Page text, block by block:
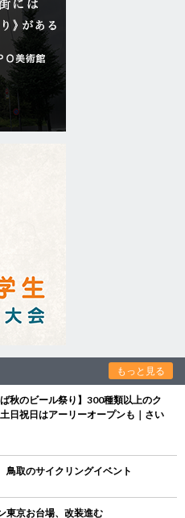
もっと見る
秋のビール祭り】300種類以上のク
日祝日はアーリーオープンも｜さい
取のサイクリングイベント
京お台場、改装進む